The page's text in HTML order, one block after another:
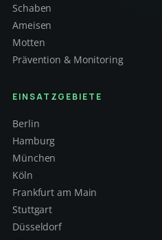
Schaben
Ameisen
Motten
Prävention & Monitoring
EINSATZGEBIETE
Berlin
Hamburg
München
Köln
Frankfurt am Main
Stuttgart
Düsseldorf